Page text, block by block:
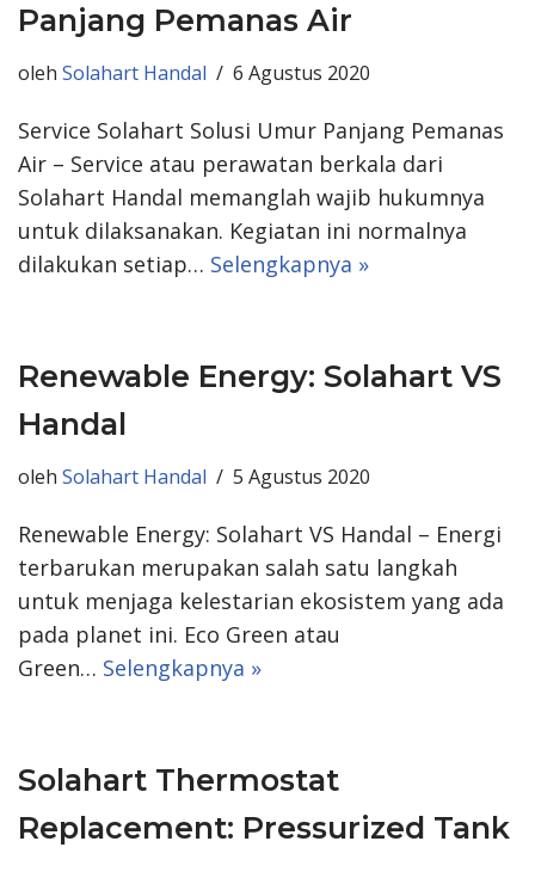
Panjang Pemanas Air
oleh Solahart Handal 6 Agustus 2020
Service Solahart Solusi Umur Panjang Pemanas
Air – Service atau perawatan berkala dari
Solahart Handal memanglah wajib hukumnya
untuk dilaksanakan. Kegiatan ini normalnya
dilakukan setiap… Selengkapnya »
Renewable Energy: Solahart VS
Handal
oleh Solahart Handal 5 Agustus 2020
Renewable Energy: Solahart VS Handal – Energi
terbarukan merupakan salah satu langkah
untuk menjaga kelestarian ekosistem yang ada
pada planet ini. Eco Green atau
Green… Selengkapnya »
Solahart Thermostat
Replacement: Pressurized Tank